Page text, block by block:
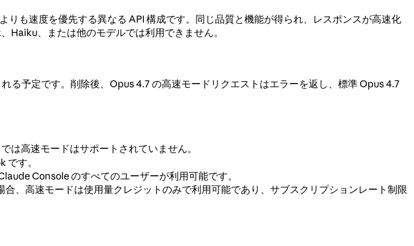
も速度を優先する異なる API 構成です。同じ品質と機能が得られ、レスポンスが高速化
Haiku、または他のモデルでは利用できません。
る予定です。削除後、Opus 4.7 の高速モードリクエストはエラーを返し、標準 Opus 4.7
は高速モードはサポートされていません。
です。
Console のすべてのユーザーが利用可能です。
、高速モードは使用量クレジットのみで利用可能であり、サブスクリプションレート制限